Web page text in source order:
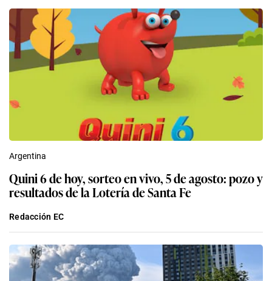
Argentina
Quini 6 de hoy, sorteo en vivo, 5 de agosto: pozo y
resultados de la Lotería de Santa Fe
Redacción EC